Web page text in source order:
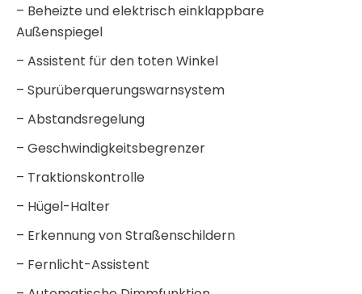
– Beheizte und elektrisch einklappbare
Außenspiegel
– Assistent für den toten Winkel
– Spurüberquerungswarnsystem
– Abstandsregelung
– Geschwindigkeitsbegrenzer
– Traktionskontrolle
– Hügel-Halter
– Erkennung von Straßenschildern
– Fernlicht-Assistent